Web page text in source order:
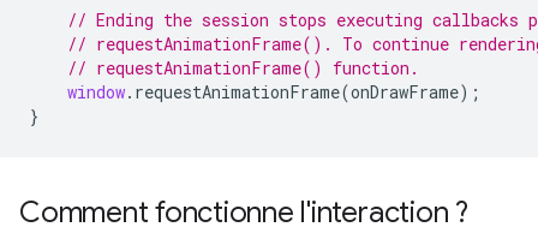
// Ending the session stops executing callbacks
// requestAnimationFrame(). To continue
// requestAnimationFrame() function.
window. requestAnimationFrame(onDrawFrame);
}
Comment fonctionne l'interaction ?